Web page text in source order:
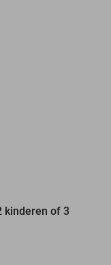
kinderen of 3